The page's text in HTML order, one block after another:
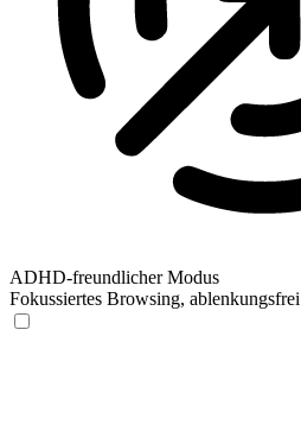
ADHD-freundlicher Modus
Fokussiertes Browsing, ablenkungsfrei